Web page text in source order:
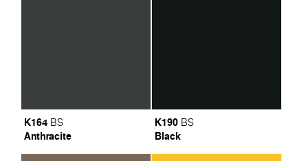
K164 BS
Anthracite
K190 BS
Black